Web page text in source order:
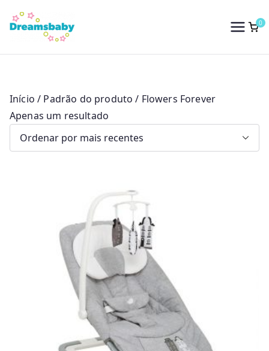
para
conteúdo
Dreams Baby
0
Início / Padrão do produto / Flowers Forever
Apenas um resultado